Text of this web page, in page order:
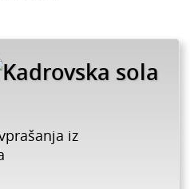
iz